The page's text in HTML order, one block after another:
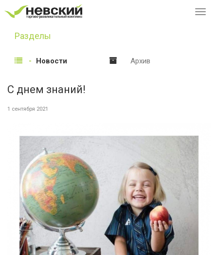
Разделы
Новости Архив
С днем знаний!
1 сентября 2021